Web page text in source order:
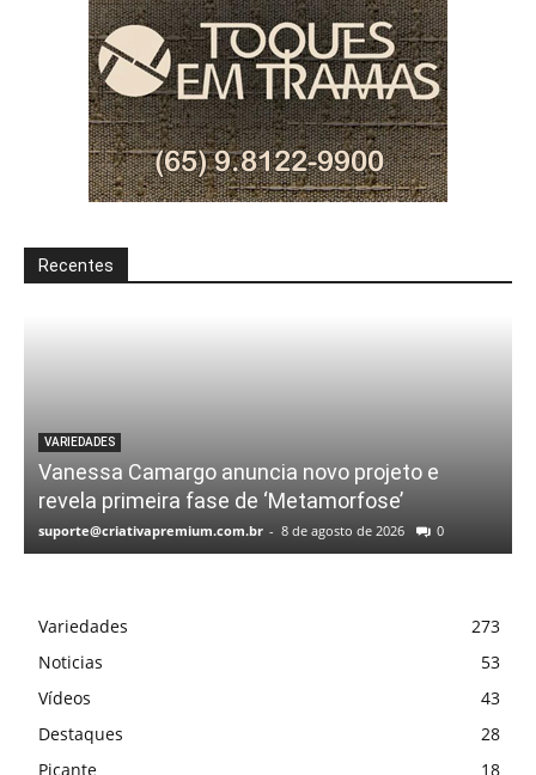
Recentes
VARIEDADES
Vanessa Camargo anuncia novo projeto e
revela primeira fase de ‘Metamorfose’
suporte@criativapremium.com.br - 8 de agosto de 2026 0
Variedades
273
Noticias
53
Vídeos
43
Destaques
28
Picante
18